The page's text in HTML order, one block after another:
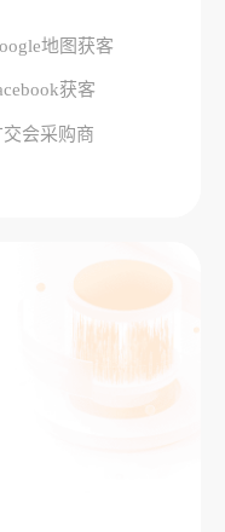
地图获客
获客
交会采购商